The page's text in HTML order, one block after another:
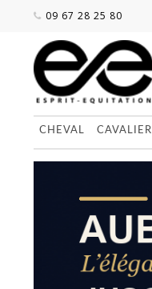
09 67 28 25 80
CHEVAL CAVALIER